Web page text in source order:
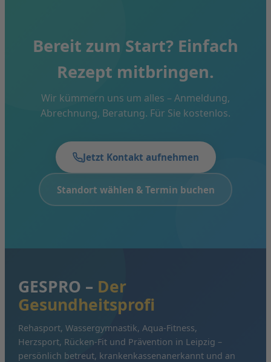
Bereit zum Start? Einfach
Rezept mitbringen.
Wir kümmern uns um alles – Anmeldung,
Abrechnung, Beratung. Für Sie kostenlos.
Jetzt Kontakt aufnehmen
Standort wählen & Termin buchen
GESPRO – Der
Gesundheitsprofi
Rehasport, Wassergymnastik, Aqua-Fitness,
Herzsport, Rücken-Fit und Prävention in Leipzig –
persönlich betreut, krankenkassenanerkannt und an